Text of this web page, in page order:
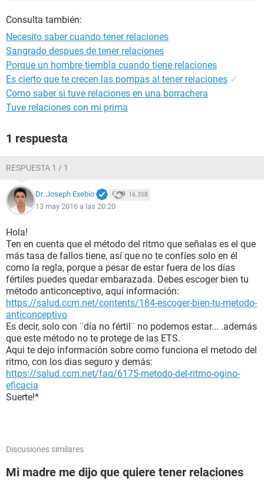
Consulta también:
Necesito saber cuando tener relaciones
Sangrado despues de tener relaciones
Porque un hombre tiembla cuando tiene relaciones
Es cierto que te crecen las pompas al tener relaciones ✓
Como saber si tuve relaciones en una borrachera
Tuve relaciones con mi prima
1 respuesta
RESPUESTA 1 / 1
Dr. Joseph Exebio 16.358
13 may 2016 a las 20:20
Hola!
Ten en cuenta que el método del ritmo que señalas es el que
más tasa de fallos tiene, así que no te confíes solo en él
como la regla, porque a pesar de estar fuera de los días
fértiles puedes quedar embarazada. Debes escoger bien tu
método anticonceptivo, aquí información:
https://salud.ccm.net/contents/184-escoger-bien-tu-metodo-
anticonceptivo
Es decir, solo con ¨día no fértil¨ no podemos estar... .además
que este método no te protege de las ETS.
Aqui te dejo información sobre como funciona el metodo del
ritmo, con los dias seguro y demás:
https://salud.ccm.net/faq/6175-metodo-del-ritmo-ogino-
eficacia
Suerte!*
Discusiones similares
Mi madre me dijo que quiere tener relaciones